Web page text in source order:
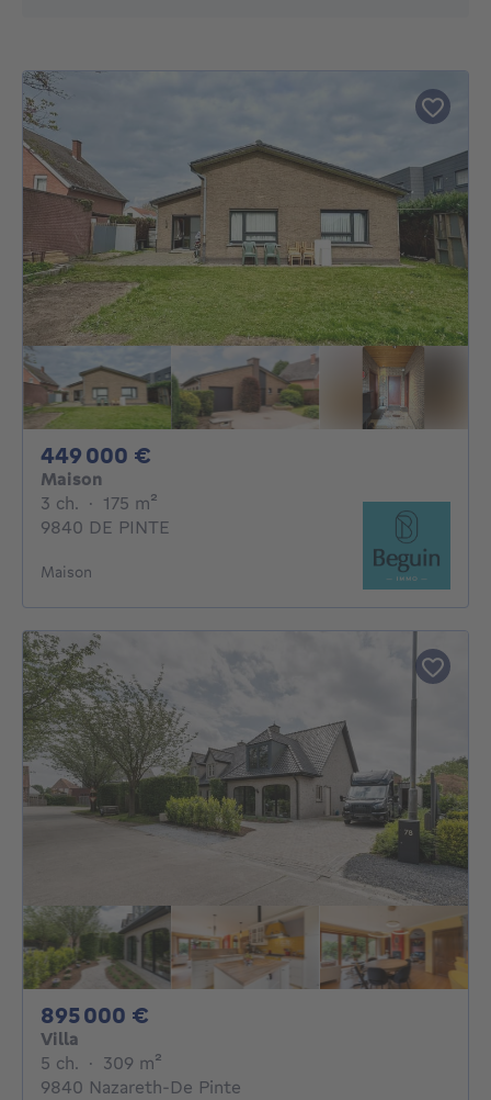
449 000 €
Maison
3 ch. 3 chambres
· 175 m²
9840 DE PINTE
Maison
895 000 €
Villa
5 ch. 5 chambres
· 309 m²
9840 Nazareth-De Pinte